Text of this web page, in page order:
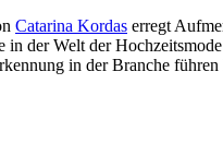
Catarina Kordas erregt
der Welt der
in der Branche führen